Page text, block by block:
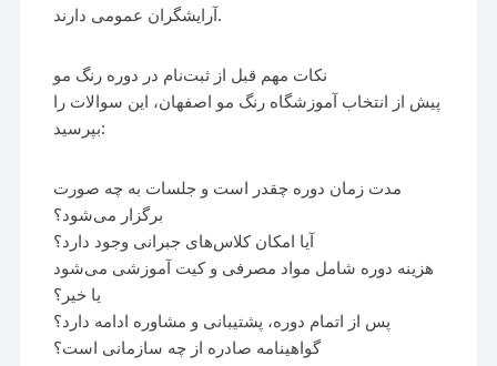
آرایشگران عمومی دارند.
نکات مهم قبل از ثبت‌نام در دوره رنگ مو
پیش از انتخاب آموزشگاه رنگ مو اصفهان، این سوالات را
بپرسید:
مدت زمان دوره چقدر است و جلسات به چه صورت
برگزار می‌شود؟
آیا امکان کلاس‌های جبرانی وجود دارد؟
هزینه دوره شامل مواد مصرفی و کیت آموزشی می‌شود
یا خیر؟
پس از اتمام دوره، پشتیبانی و مشاوره ادامه دارد؟
گواهینامه صادره از چه سازمانی است؟